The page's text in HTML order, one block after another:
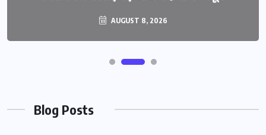
AUGUST 8, 2026
Blog Posts